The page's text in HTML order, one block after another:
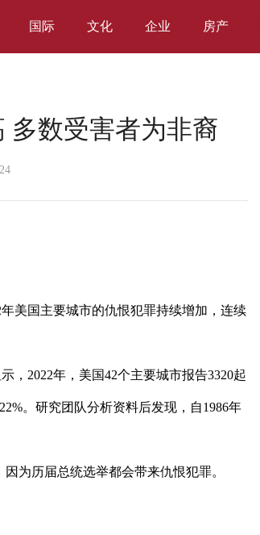
国际 文化 企业 房产
多数受害者为非裔
美国主要城市的仇恨犯罪持续增加，连续
，2022年，美国42个主要城市报告3320起
。研究团队分析资料后发现，自1986年
为历届总统选举都会带来仇恨犯罪。